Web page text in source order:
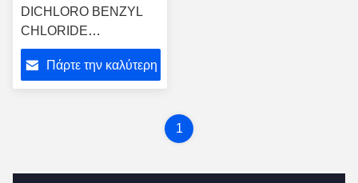
DICHLORO BENZYL
CHLORIDE
Cl2C6H3CH2Cl
Πάρτε την καλύτερη
1